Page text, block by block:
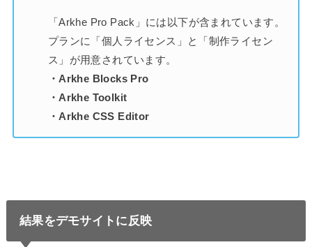
「Arkhe Pro Pack」には以下が含まれています。
プランに「個人ライセンス」と「制作ライセン
ス」が用意されています。
・Arkhe Blocks Pro
・Arkhe Toolkit
・Arkhe CSS Editor
結果をデモサイトに反映